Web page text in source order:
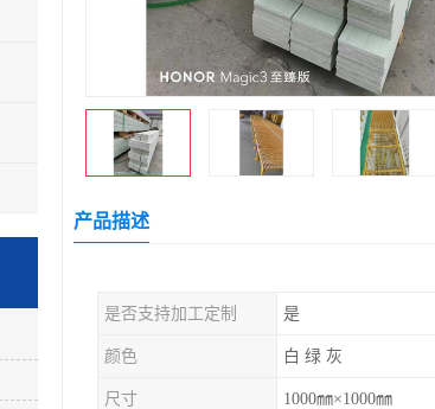
产品描述
是否支持加工定制 是
颜色 白 绿 灰
尺寸 1000㎜×1000㎜